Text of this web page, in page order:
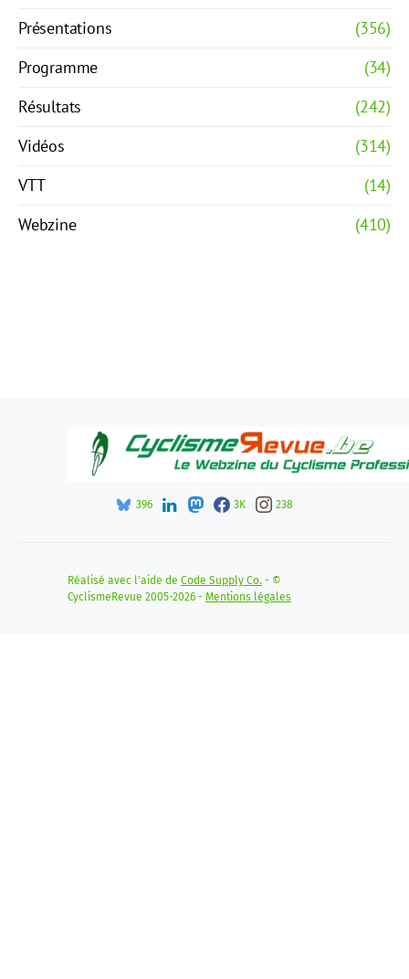
Présentations
(356)
Programme
(34)
Résultats
(242)
Vidéos
(314)
VTT
(14)
Webzine
(410)
396 3K 238
Réalisé avec l'aide de Code Supply Co. - ©
CyclismeRevue 2005-2026 - Mentions légales